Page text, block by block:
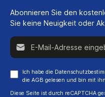
Abonnieren Sie den
Sie keine Neuigkeit oder
E-Mail-Adresse*
Ich habe die
die AGB gelesen und bin mit
Diese Seite ist durch reCAPTCHA